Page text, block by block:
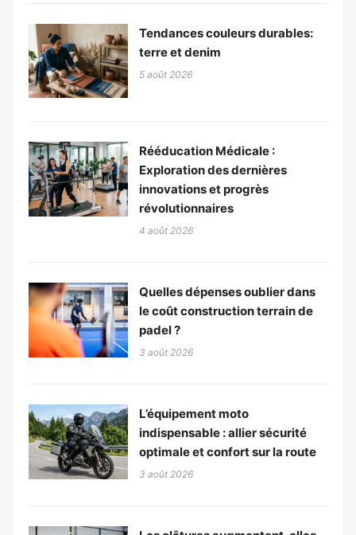
Tendances couleurs durables:
terre et denim
5 août 2026
Rééducation Médicale :
Exploration des dernières
innovations et progrès
révolutionnaires
4 août 2026
Quelles dépenses oublier dans
le coût construction terrain de
padel ?
3 août 2026
L’équipement moto
indispensable : allier sécurité
optimale et confort sur la route
3 août 2026